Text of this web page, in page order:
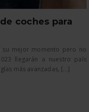
coches para
su mejor momento pero no
llegarán a nuestro país
más avanzadas, [...]